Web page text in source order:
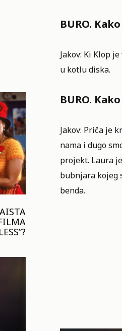
BURO.
Jakov: Ki Klop
u kotlu diska.
BURO.
Jakov: Priča je
nama i dugo
projekt. Laura
bubnjara kojeg
benda.